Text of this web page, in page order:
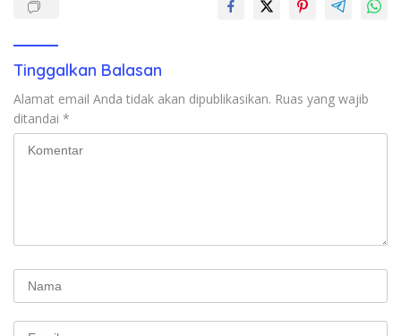
Tinggalkan Balasan
Alamat email Anda tidak akan dipublikasikan. Ruas yang wajib
ditandai *